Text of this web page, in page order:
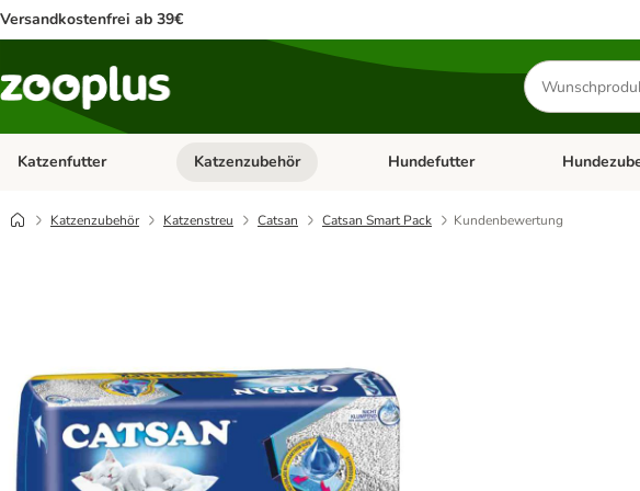
Versandkostenfrei ab 39€
Produkte
suchen
Katzenfutter Kategorie-Menü öffnen: Katzenfutter
Katzenzubehör Kategorie-Menü öffnen: Katzenzubehör
Hundefutter Kategorie-
Katzenzubehör Katzenstreu Catsan Catsan Smart Pack Kundenbewertung